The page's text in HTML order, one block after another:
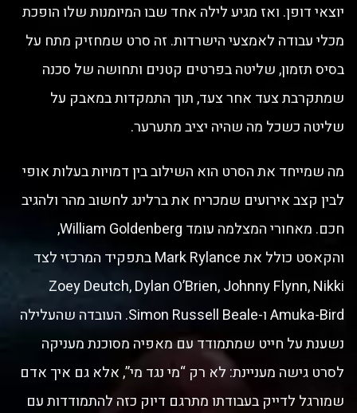
יוצאי דופן. ואז מגיע לילה אחד שבו המיומנות שלו הופכת
מכלי עבודה לאמצעי הישרדות. זה סרט שמחזיק מתח על
בסיס תזמון, שליטה בפרטים קטנים ותחושה של סכנה
שמתקרבת צעד אחר צעד, תוך התמקדות במאבק על
שליטה כשכל מה שהיה יציב מתערער.
מה שמייחד את הסרט הוא השילוב בין דמויות בעלות אופי
לבין קצב אירועים שמכריח את ברלינג לחשוב מהר ולהגיב
חכם. מאחורי המצלמה עומד William Goldenberg,
והקאסט כולל את Mark Rylance בתפקיד המרכזי לצד
Zoey Deutch, Dylan O’Brien, Johnny Flynn, Nikki
Amuka-Bird ו-Simon Russell Beale. העובדה שהעלילה
נשענת על חייט שמתמודד עם מאפיה מסוכנת מעניקה
לסרט גישה מעניינת: לא רק “מי נגד מי”, אלא גם איך אדם
שמורגל לדייק בעבודתו מתרגם דיוק כזה להתמודדות עם